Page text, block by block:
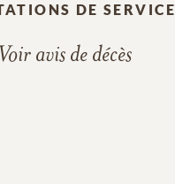
DE SERVICE
Voir avis de décès